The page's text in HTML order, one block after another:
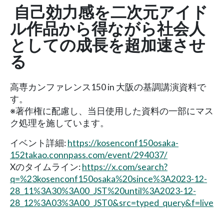
自己効力感を二次元アイド
ル作品から得ながら社会人
としての成長を超加速させ
る
高専カンファレンス150 in 大阪の基調講演資料で
す。
※著作権に配慮し、当日使用した資料の一部にマス
ク処理を施しています。
イベント詳細:https://kosenconf150osaka-
152takao.connpass.com/event/294037/
Xのタイムライン:https://x.com/search?
q=%23kosenconf150osaka%20since%3A2023-12-
28_11%3A30%3A00_JST%20until%3A2023-12-
28_12%3A03%3A00_JST0&src=typed_query&f=live